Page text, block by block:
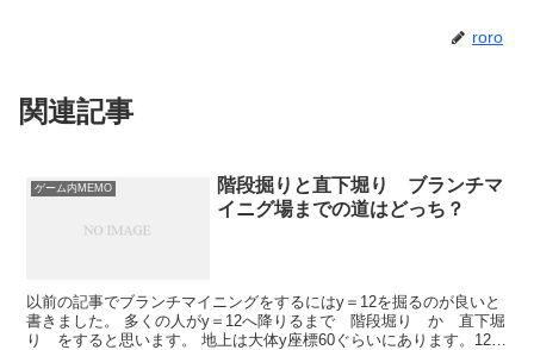
roro
関連記事
ゲーム内MEMO
階段掘りと直下堀り ブランチマ
イニグ場までの道はどっち？
以前の記事でブランチマイニングをするにはy＝12を掘るのが良いと
書きました。 多くの人がy＝12へ降りるまで 階段堀り か 直下堀
り をすると思います。 地上は大体y座標60ぐらいにあります。12と